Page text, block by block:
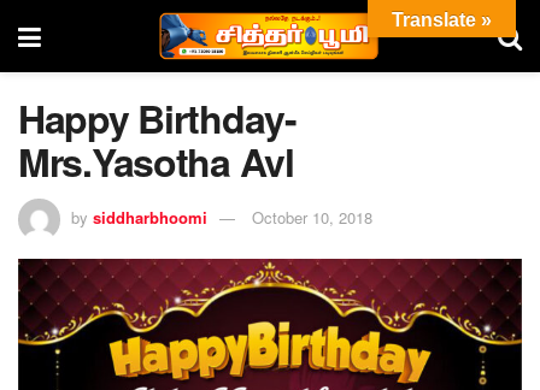
Happy Birthday-
Mrs.Yasotha Avl
by siddharbhoomi October 10, 2018
Translate »